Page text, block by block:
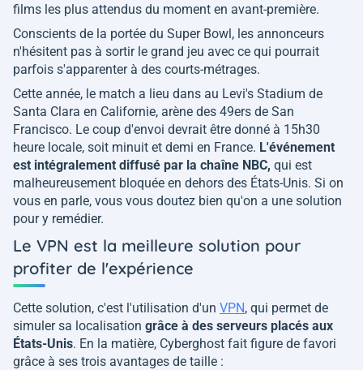
films les plus attendus du moment en avant-première.
Conscients de la portée du Super Bowl, les annonceurs
n'hésitent pas à sortir le grand jeu avec ce qui pourrait
parfois s'apparenter à des courts-métrages.
Cette année, le match a lieu dans au Levi's Stadium de
Santa Clara en Californie, arène des 49ers de San
Francisco. Le coup d'envoi devrait être donné à 15h30
heure locale, soit minuit et demi en France. L'événement
est intégralement diffusé par la chaîne NBC, qui est
malheureusement bloquée en dehors des États-Unis. Si on
vous en parle, vous vous doutez bien qu'on a une solution
pour y remédier.
Le VPN est la meilleure solution pour
profiter de l'expérience
Cette solution, c'est l'utilisation d'un VPN, qui permet de
simuler sa localisation grâce à des serveurs placés aux
États-Unis. En la matière, Cyberghost fait figure de favori
grâce à ses trois avantages de taille :